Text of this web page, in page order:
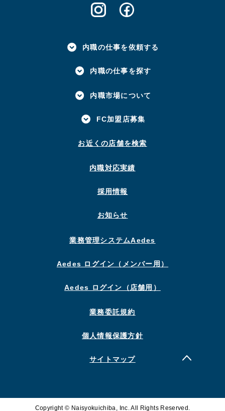
内職の仕事を依頼する
内職の仕事を探す
内職市場について
FC加盟店募集
お近くの店舗を検索
内職対応実績
採用情報
お知らせ
業務管理システムAedes
Aedes ログイン（メンバー用）
Aedes ログイン（店舗用）
業務委託規約
個人情報保護方針
サイトマップ
Copyright © Naisyokuichiba, Inc. All Rights Reserved.